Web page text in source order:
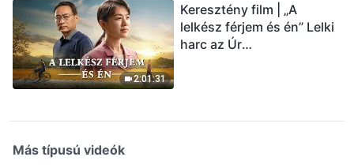
2:01:31
Keresztény film | „A
lelkész férjem és én” Lelki
harc az Úr
Más típusú videók